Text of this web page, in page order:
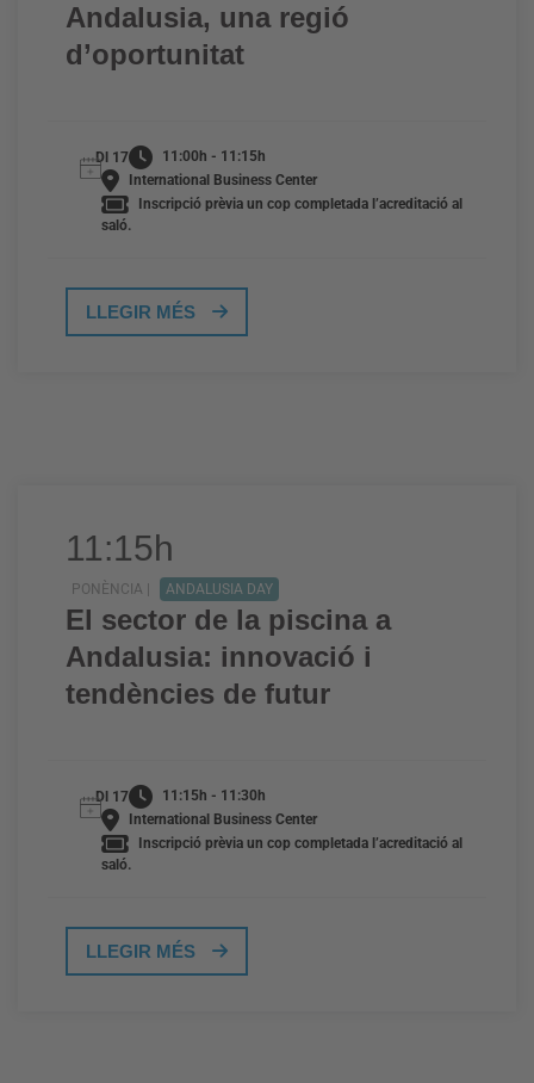
Andalusia, una regió
d’oportunitat
Dl 17
11:00h - 11:15h
International Business Center
Inscripció prèvia un cop completada l’acreditació al
saló.
LLEGIR MÉS
11:15h
PONÈNCIA | ANDALUSIA DAY
El sector de la piscina a
Andalusia: innovació i
tendències de futur
Dl 17
11:15h - 11:30h
International Business Center
Inscripció prèvia un cop completada l’acreditació al
saló.
LLEGIR MÉS